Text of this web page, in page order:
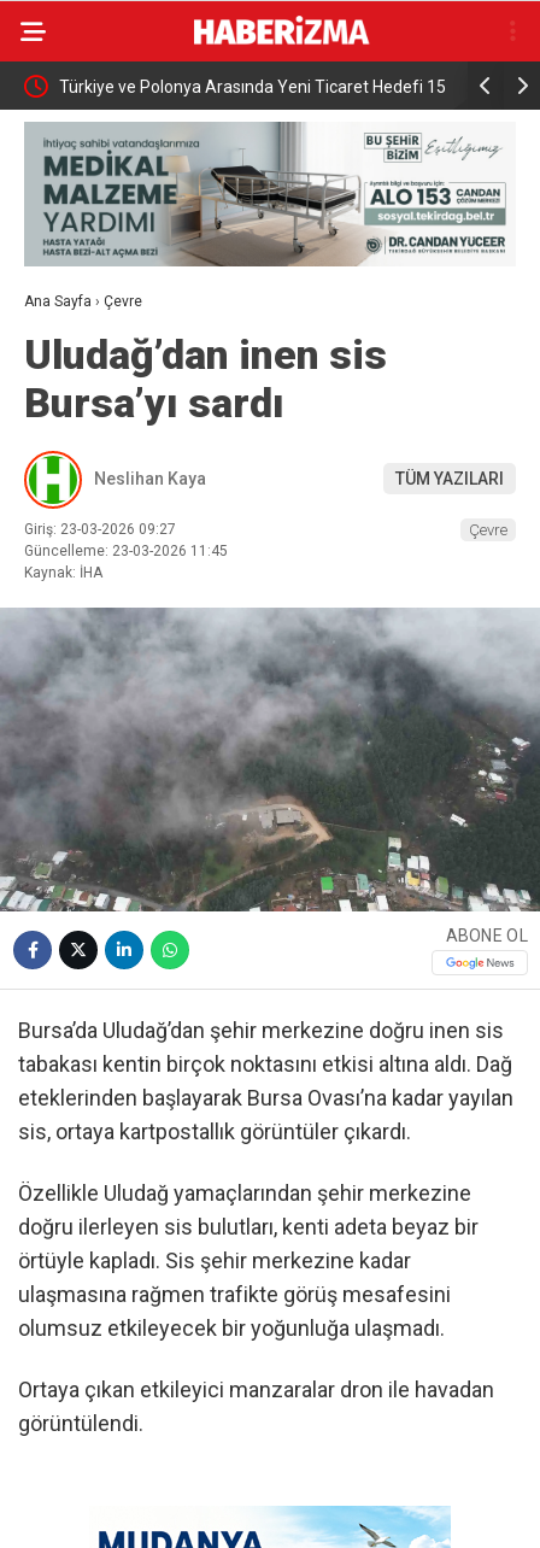
hak Türkiye ve Polonya Arasında Yeni Ticaret Hedefi 15
Milyar Dolar Pazarda
Ana Sayfa › Çevre
Uludağ’dan inen sis
Bursa’yı sardı
Neslihan Kaya TÜM YAZILARI
Giriş: 23-03-2026 09:27
Güncelleme: 23-03-2026 11:45
Kaynak: İHA
Çevre
ABONE OL
Bursa’da Uludağ’dan şehir merkezine doğru inen sis
tabakası kentin birçok noktasını etkisi altına aldı. Dağ
eteklerinden başlayarak Bursa Ovası’na kadar yayılan
sis, ortaya kartpostallık görüntüler çıkardı.
Özellikle Uludağ yamaçlarından şehir merkezine
doğru ilerleyen sis bulutları, kenti adeta beyaz bir
örtüyle kapladı. Sis şehir merkezine kadar
ulaşmasına rağmen trafikte görüş mesafesini
olumsuz etkileyecek bir yoğunluğa ulaşmadı.
Ortaya çıkan etkileyici manzaralar dron ile havadan
görüntülendi.